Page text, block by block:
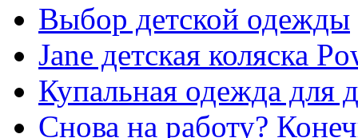
Выбор детской одежды
Jane детская коляска
Купальная одежда для
Снова на работу?